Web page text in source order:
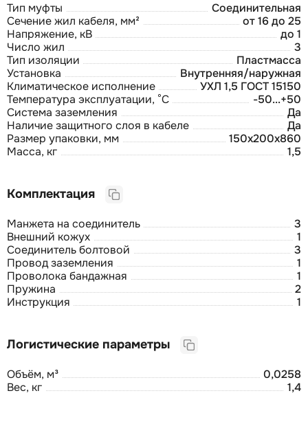
Тип муфты
Соединительная
Сечение жил кабеля, мм²
от 16 до 25
Напряжение, кВ
до 1
Число жил
3
Тип изоляции
Пластмасса
Установка
Внутренняя/наружная
Климатическое исполнение
УХЛ 1,5 ГОСТ 15150
Температура эксплуатации, °С
-50...+50
Система заземления
Да
Наличие защитного слоя в кабеле
Да
Размер упаковки, мм
150x200x860
Масса, кг
1,5
Комплектация
Манжета на соединитель
3
Внешний кожух
1
Соединитель болтовой
3
Провод заземления
1
Проволока бандажная
1
Пружина
2
Инструкция
1
Логистические параметры
Объём, м³
0,0258
Вес, кг
1,4